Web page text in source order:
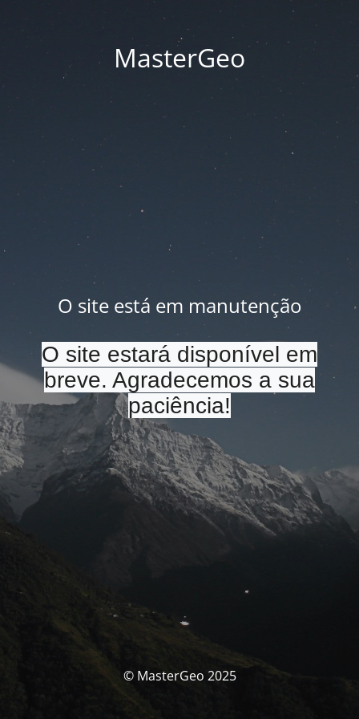
MasterGeo
O site está em manutenção
O site estará disponível em
breve. Agradecemos a sua
paciência!
© MasterGeo 2025